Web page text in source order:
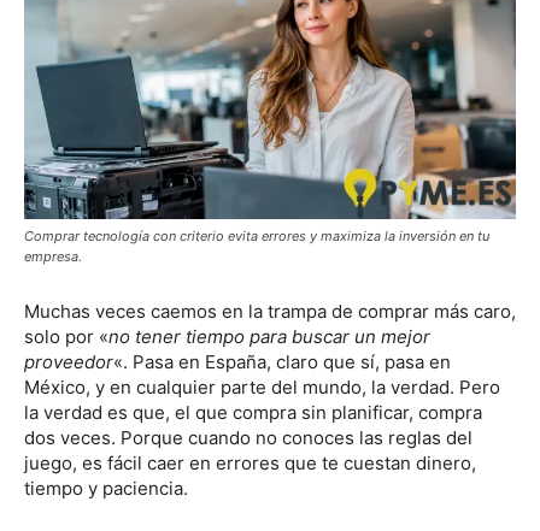
Comprar tecnología con criterio evita errores y maximiza la inversión en tu
empresa.
Muchas veces caemos en la trampa de comprar más caro,
solo por «no tener tiempo para buscar un mejor
proveedor«. Pasa en España, claro que sí, pasa en
México, y en cualquier parte del mundo, la verdad. Pero
la verdad es que, el que compra sin planificar, compra
dos veces. Porque cuando no conoces las reglas del
juego, es fácil caer en errores que te cuestan dinero,
tiempo y paciencia.